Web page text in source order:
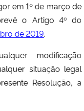
em 1º de março de
o Artigo 4º do
de 2019.
modificação
situação legal
Resolução, a